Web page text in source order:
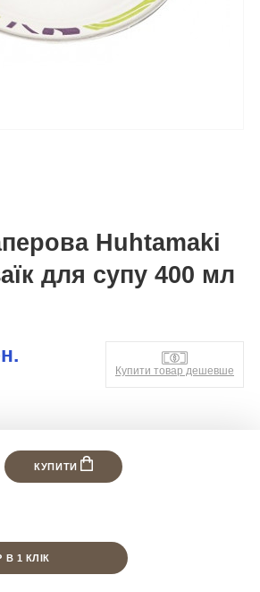
Huhtamaki
для супу 400 мл
Купити товар дешевше
КУПИТИ
1 КЛІК